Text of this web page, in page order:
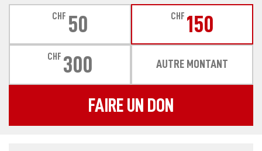
CHF 50 CHF 150
CHF 300 AUTRE MONTANT
FAIRE UN DON